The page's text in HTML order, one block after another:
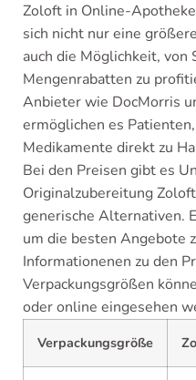
Zoloft in Online-
sich nicht nur eine
auch die Möglichkeit, von
Mengenrabatten zu
Anbieter wie DocMorris
ermöglichen es
Medikamente direkt zu
Bei den Preisen gibt es
Originalzubereitung
generische Alternativen.
um die besten Angebote
Informationenen zu den
Verpackungsgrößen
oder online eingesehen
Verpackungsgröße